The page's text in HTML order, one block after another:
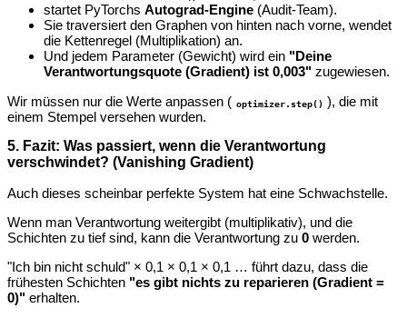
startet PyTorchs Autograd-Engine (Audit-Team).
Sie traversiert den Graphen von hinten nach vorne, wendet
die Kettenregel (Multiplikation) an.
Und jedem Parameter (Gewicht) wird ein "Deine
Verantwortungsquote (Gradient) ist 0,003" zugewiesen.
Wir müssen nur die Werte anpassen ( optimizer.step() ), die mit
einem Stempel versehen wurden.
5. Fazit: Was passiert, wenn die Verantwortung
verschwindet? (Vanishing Gradient)
Auch dieses scheinbar perfekte System hat eine Schwachstelle.
Wenn man Verantwortung weitergibt (multiplikativ), und die
Schichten zu tief sind, kann die Verantwortung zu 0 werden.
"Ich bin nicht schuld" × 0,1 × 0,1 × 0,1 … führt dazu, dass die
frühesten Schichten "es gibt nichts zu reparieren (Gradient =
0)" erhalten.